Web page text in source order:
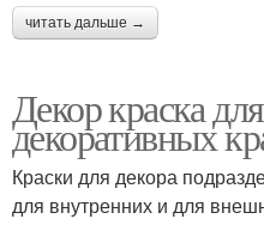
читать дальше →
Декор краска
декоративных
Краски для декора
для внутренних и для